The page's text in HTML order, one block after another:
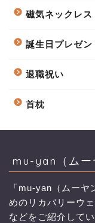
磁気ネックレス
誕生日プレゼン
退職祝い
首枕
mu-yan（ム
「mu-yan（ムー
めのリカバリーウ
などをご紹介してい